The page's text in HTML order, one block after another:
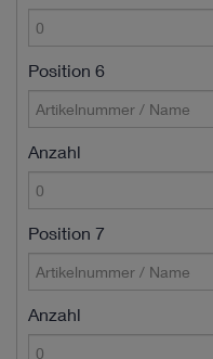
Position 6
Anzahl
Position 7
Anzahl